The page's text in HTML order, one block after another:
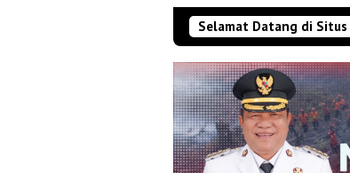
Selamat Datang di Situs